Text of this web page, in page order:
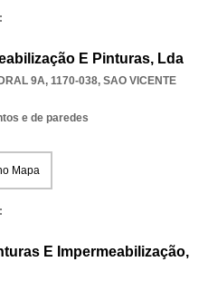
E Pinturas, Lda
9A, 1170-038, SAO VICENTE
e de paredes
Mapa
E Impermeabilização,